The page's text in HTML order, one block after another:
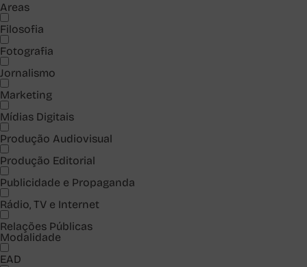
Areas
Filosofia
Fotografia
Jornalismo
Marketing
Mídias Digitais
Produção Audiovisual
Produção Editorial
Publicidade e Propaganda
Rádio, TV e Internet
Relações Públicas
Modalidade
EAD